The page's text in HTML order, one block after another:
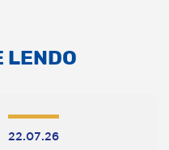
LENDO
22.07.26